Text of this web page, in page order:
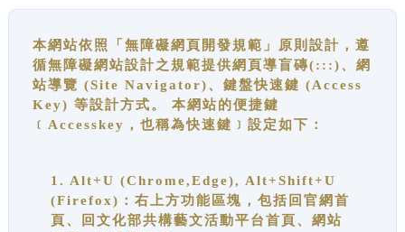
本網站依照「無障礙網頁開發規範」原則設計，遵
循無障礙網站設計之規範提供網頁導盲磚(:::)、網
站導覽 (Site Navigator)、鍵盤快速鍵 (Access
Key) 等設計方式。 本網站的便捷鍵
﹝Accesskey，也稱為快速鍵﹞設定如下：
1. Alt+U (Chrome,Edge), Alt+Shift+U
(Firefox)：右上方功能區塊，包括回官網首
頁、回文化部共構藝文活動平台首頁、網站